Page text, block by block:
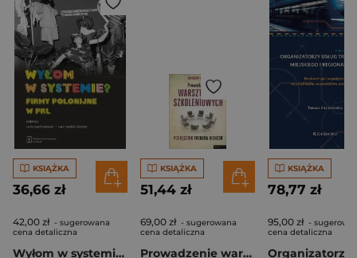
KSIĄŻKA
36,66 zł
42,00 zł - sugerowana
cena detaliczna
Wyłom w systemie? Firmy polonijne w PRL
KSIĄŻKA
51,44 zł
69,00 zł - sugerowana
cena detaliczna
Prowadzenie warsztatów szkoleniowych.
KSIĄŻKA
78,77 zł
95,00 zł -
cena detaliczna